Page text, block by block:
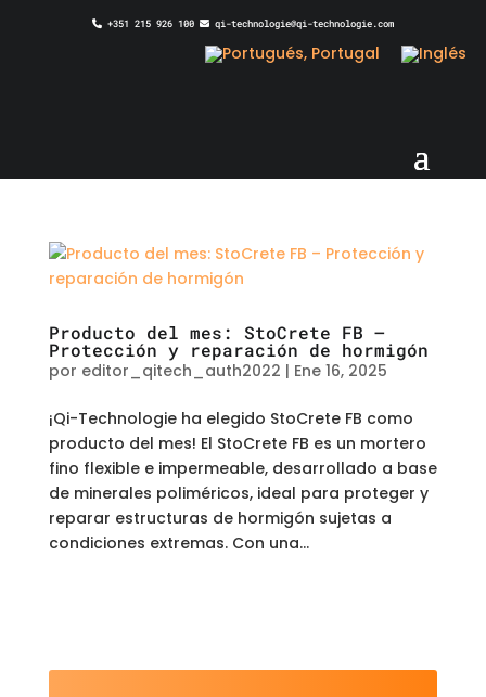
+351 215 926 100 qi-technologie@qi-technologie.com
Producto del mes: StoCrete FB –
Protección y reparación de hormigón
por editor_qitech_auth2022 | Ene 16, 2025
¡Qi-Technologie ha elegido StoCrete FB como
producto del mes! El StoCrete FB es un mortero
fino flexible e impermeable, desarrollado a base
de minerales poliméricos, ideal para proteger y
reparar estructuras de hormigón sujetas a
condiciones extremas. Con una...